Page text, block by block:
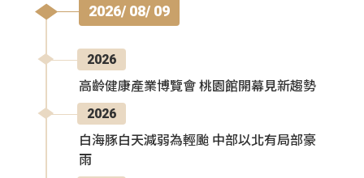
2026/ 08/ 09
2026
高齡健康產業博覽會 桃園館開幕見新趨勢
2026
白海豚白天減弱為輕颱 中部以北有局部豪
雨